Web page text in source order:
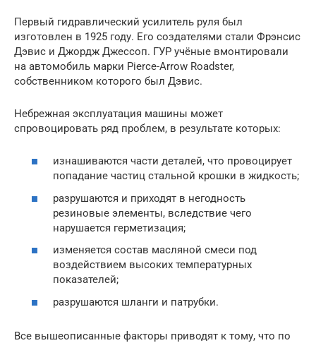
Первый гидравлический усилитель руля был
изготовлен в 1925 году. Его создателями стали Фрэнсис
Дэвис и Джордж Джессоп. ГУР учёные вмонтировали
на автомобиль марки Pierce-Arrow Roadster,
собственником которого был Дэвис.
Небрежная эксплуатация машины может
спровоцировать ряд проблем, в результате которых:
изнашиваются части деталей, что провоцирует
попадание частиц стальной крошки в жидкость;
разрушаются и приходят в негодность
резиновые элементы, вследствие чего
нарушается герметизация;
изменяется состав масляной смеси под
воздействием высоких температурных
показателей;
разрушаются шланги и патрубки.
Все вышеописанные факторы приводят к тому, что по